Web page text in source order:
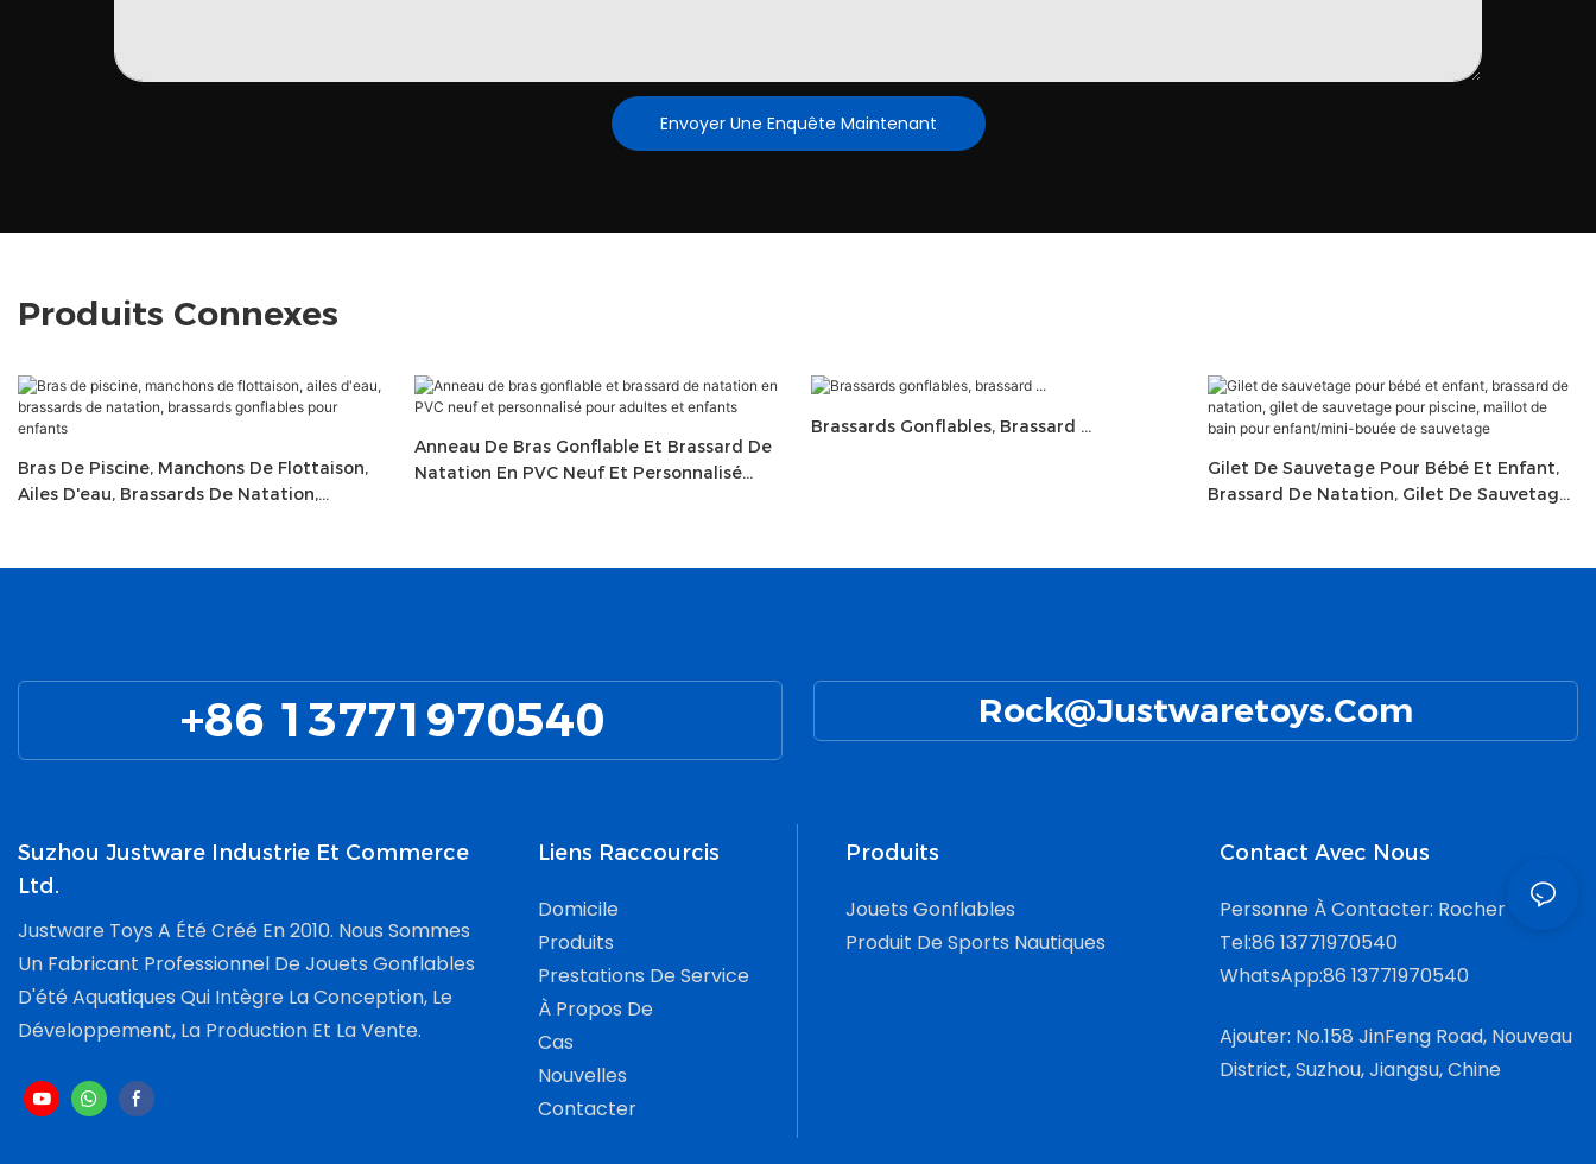
Envoyer Une Enquête Maintenant
Produits Connexes
Bras De Piscine, Manchons De Flottaison,
Ailes D'eau, Brassards De Natation,
Anneau De Bras Gonflable Et Brassard De
Natation En PVC Neuf Et Personnalisé
Brassards Gonflables, Brassard ...
Gilet De Sauvetage Pour Bébé Et Enfant,
Brassard De Natation, Gilet De Sauvetage
+86 13771970540 Rock@Justwaretoys.com
Suzhou Justware Industrie Et Commerce
Ltd.
Justware Toys A Été Créé En 2010. Nous Sommes
Un Fabricant Professionnel De Jouets Gonflables
D'été Aquatiques Qui Intègre La Conception, Le
Développement, La Production Et La Vente.
Liens Raccourcis
Domicile
Produits
Prestations De Service
À Propos De
Cas
Nouvelles
Contacter
Produits
Jouets Gonflables
Produit De Sports Nautiques
Contact Avec Nous
Personne À Contacter: Rocher
Tel:86 13771970540
WhatsApp:86 13771970540
Ajouter: No.158 JinFeng Road, Nouveau
District, Suzhou, Jiangsu, Chine